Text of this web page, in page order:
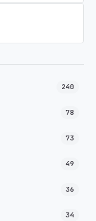
240
78
73
49
36
34